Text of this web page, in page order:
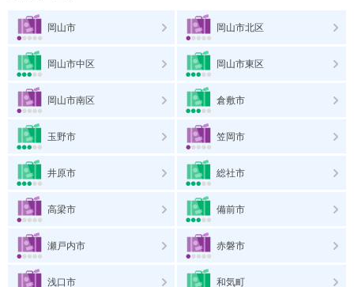
岡山市 岡山市北区
岡山市中区 岡山市東区
岡山市南区 倉敷市
玉野市 笠岡市
井原市 総社市
高梁市 備前市
瀬戸内市 赤磐市
浅口市 和気町